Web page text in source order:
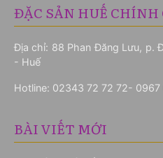
ĐẶC SẢN HUẾ CHÍNH
Địa chỉ: 88 Phan Đăng Lưu, p.
- Huế
Hotline: 02343 72 72 72- 0967
BÀI VIẾT MỚI